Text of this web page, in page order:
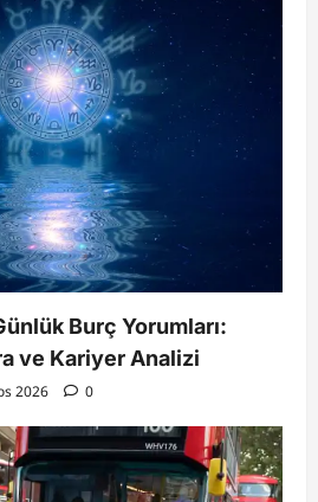
Burç Yorumları:
ve Kariyer Analizi
2026 0